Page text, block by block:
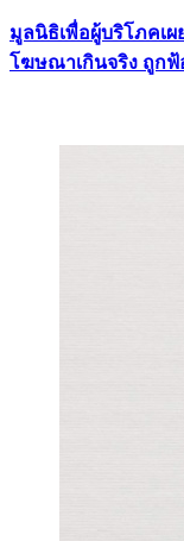
มูลนิธิเพื่อผู้บริโภคเผ
โฆษณาเกินจริง ถูกฟ้